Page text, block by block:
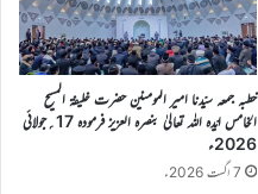
خطبہ جمعہ سیّدنا امیر المومنین حضرت خلیفۃ المسیح
الخامس ایّدہ اللہ تعالیٰ بنصرہ العزیز فرمودہ 17؍جولائی
2026ء
7 اگست 2026ء